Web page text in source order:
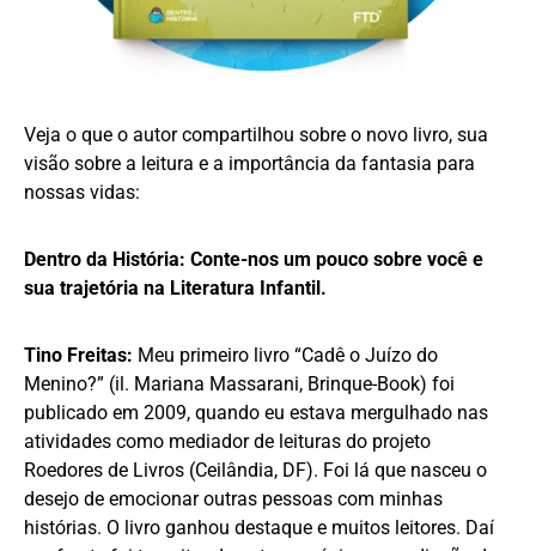
Veja o que o autor compartilhou sobre o novo livro, sua
visão sobre a leitura e a importância da fantasia para
nossas vidas:
Dentro da História: Conte-nos um pouco sobre você e
sua trajetória na Literatura Infantil.
Tino Freitas: Meu primeiro livro “Cadê o Juízo do
Menino?” (il. Mariana Massarani, Brinque-Book) foi
publicado em 2009, quando eu estava mergulhado nas
atividades como mediador de leituras do projeto
Roedores de Livros (Ceilândia, DF). Foi lá que nasceu o
desejo de emocionar outras pessoas com minhas
histórias. O livro ganhou destaque e muitos leitores. Daí